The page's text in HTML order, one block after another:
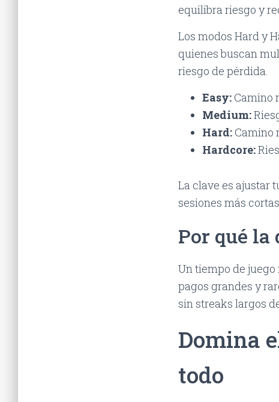
equilibra riesgo y
Los modos Hard y
quienes buscan
riesgo de pérdida.
Easy: Camino
Medium:
Hard: Camino
Hardcore:
La clave es ajustar
sesiones más
Por qué
Un tiempo de
pagos grandes y
sin streaks largos
Domina
todo